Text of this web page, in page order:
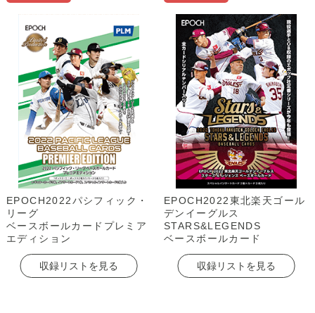
EPOCH2022パシフィック・
リーグ
ベースボールカードプレミア
エディション
収録リストを見る
EPOCH2022東北楽天ゴール
デンイーグルス
STARS&LEGENDS
ベースボールカード
収録リストを見る